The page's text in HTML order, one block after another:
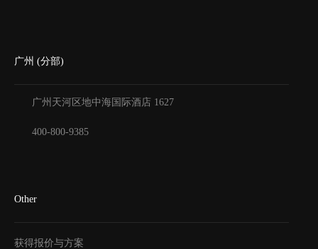
广州 (分部)
广州天河区地中海国际酒店 1627
400-800-9385
Other
获得报价与方案